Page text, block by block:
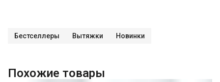
Бестселлеры Вытяжки Новинки
Похожие товары